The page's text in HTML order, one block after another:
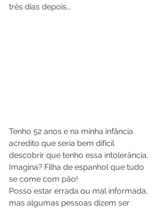
três dias depois...
Tenho 52 anos e na minha infância
acredito que seria bem difícil
descobrir que tenho essa intolerância.
Imagina? Filha de espanhol que tudo
se come com pão!
Posso estar errada ou mal informada,
mas algumas pessoas dizem ser